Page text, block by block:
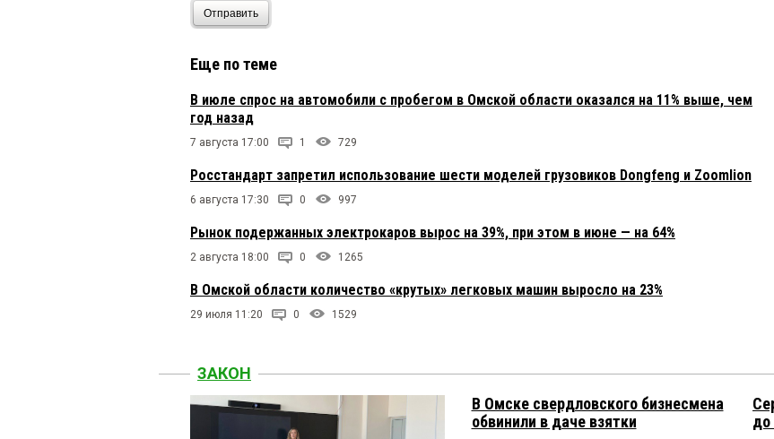
Отправить
Еще по теме
В июле спрос на автомобили с пробегом в Омской области оказался на 11% выше, чем
год назад
7 августа 17:00 1 729
Росстандарт запретил использование шести моделей грузовиков Dongfeng и Zoomlion
6 августа 17:30 0 997
Рынок подержанных электрокаров вырос на 39%, при этом в июне — на 64%
2 августа 18:00 0 1265
В Омской области количество «крутых» легковых машин выросло на 23%
29 июля 11:20 0 1529
ЗАКОН
В Омске свердловского бизнесмена
обвинили в даче взятки
до